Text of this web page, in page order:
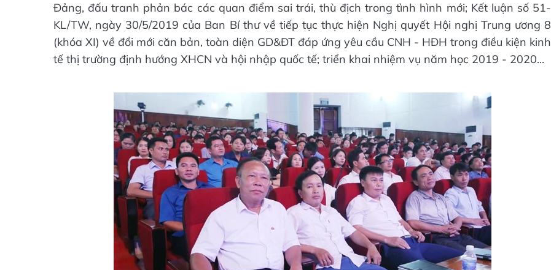
Đảng, đấu tranh phản bác các quan điểm sai trái, thù địch trong tình hình mới; Kết luận số 51-
KL/TW, ngày 30/5/2019 của Ban Bí thư về tiếp tục thực hiện Nghị quyết Hội nghị Trung ương 8
(khóa XI) về đổi mới căn bản, toàn diện GD&ĐT đáp ứng yêu cầu CNH - HĐH trong điều kiện kinh
tế thị trường định hướng XHCN và hội nhập quốc tế; triển khai nhiệm vụ năm học 2019 - 2020...